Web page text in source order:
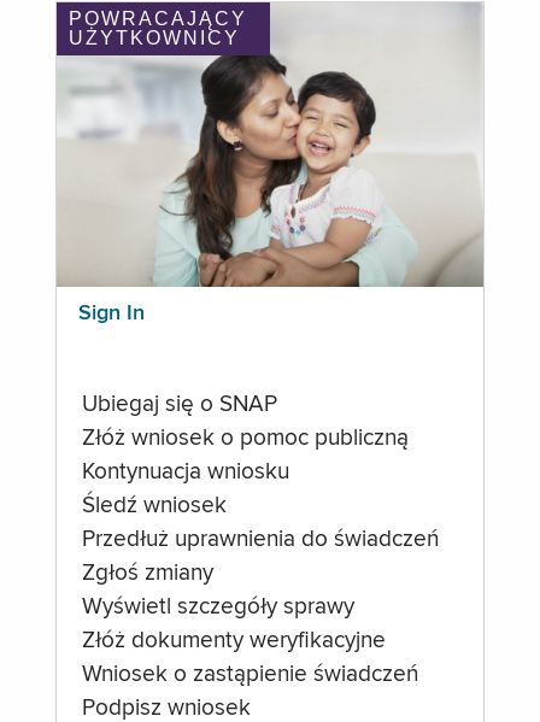
POWRACAJĄCY
UŻYTKOWNICY
Sign In
Ubiegaj się o SNAP
Złóż wniosek o pomoc publiczną
Kontynuacja wniosku
Śledź wniosek
Przedłuż uprawnienia do świadczeń
Zgłoś zmiany
Wyświetl szczegóły sprawy
Złóż dokumenty weryfikacyjne
Wniosek o zastąpienie świadczeń
Podpisz wniosek